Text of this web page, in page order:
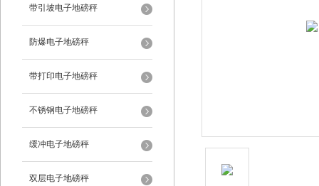
带引坡电子地磅秤
防爆电子地磅秤
带打印电子地磅秤
不锈钢电子地磅秤
缓冲电子地磅秤
双层电子地磅秤